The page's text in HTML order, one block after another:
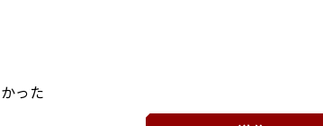
った